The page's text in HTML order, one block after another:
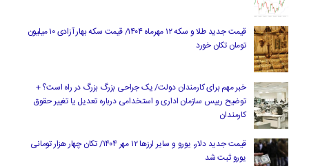
قیمت جدید طلا و سکه ۱۲ مهرماه ۱۴۰۴/ قیمت سکه بهار آزادی ۱۰ میلیون
تومان تکان خورد
خبر مهم برای کارمندان دولت/ یک جراحی بزرگ بزرگ در راه است؟ +
توضیح رییس سازمان اداری و استخدامی درباره تعدیل یا تغییر حقوق
کارمندان
قیمت جدید دلار، یورو و سایر ارزها ۱۲ مهر ۱۴۰۴/ تکان چهار هزار تومانی
یورو ثبت شد